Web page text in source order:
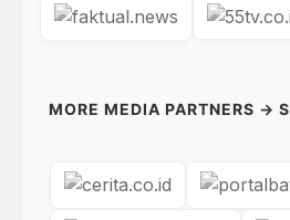
MORE MEDIA PARTNERS →